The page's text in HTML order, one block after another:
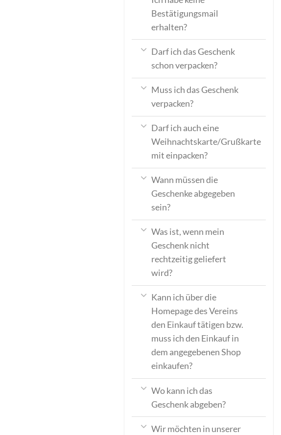
Bestätigungsmail
erhalten?
Darf ich das Geschenk
schon verpacken?
Muss ich das Geschenk
verpacken?
Darf ich auch eine
Weihnachtskarte/Grußkarte
mit einpacken?
Wann müssen die
Geschenke abgegeben
sein?
Was ist, wenn mein
Geschenk nicht
rechtzeitig geliefert
wird?
Kann ich über die
Homepage des Vereins
den Einkauf tätigen bzw.
muss ich den Einkauf in
dem angegebenen Shop
einkaufen?
Wo kann ich das
Geschenk abgeben?
Wir möchten in unserer